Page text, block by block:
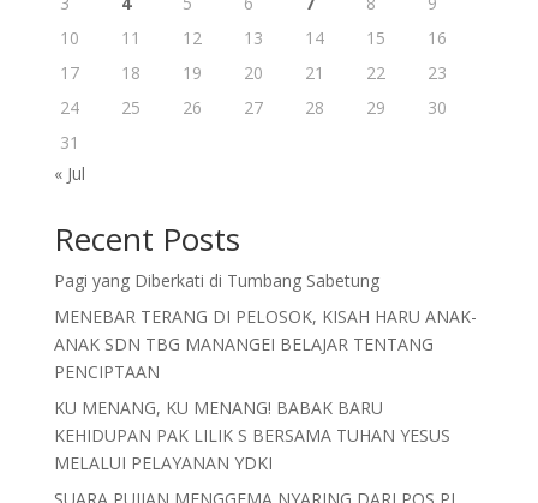
10
11 12 13 14 15
16
17
18 19 20 21 22
23
24
25 26 27 28 29
30
31
« Jul
Recent Posts
Pagi yang Diberkati di Tumbang Sabetung
MENEBAR TERANG DI PELOSOK, KISAH HARU ANAK-
ANAK SDN TBG MANANGEI BELAJAR TENTANG
PENCIPTAAN
KU MENANG, KU MENANG! BABAK BARU
KEHIDUPAN PAK LILIK S BERSAMA TUHAN YESUS
MELALUI PELAYANAN YDKI